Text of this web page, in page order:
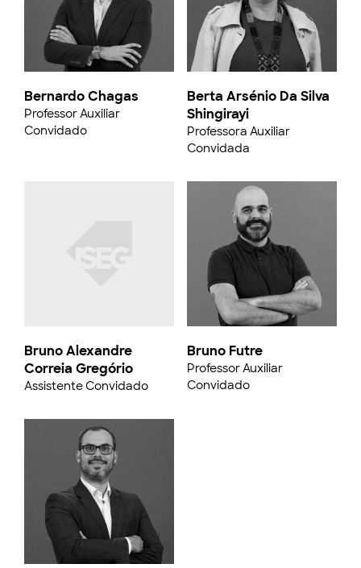
Bernardo Chagas
Professor Auxiliar
Convidado
Bruno Alexandre
Correia Gregório
Assistente Convidado
Berta Arsénio Da Silva
Shingirayi
Professora Auxiliar
Convidada
Bruno Futre
Professor Auxiliar
Convidado